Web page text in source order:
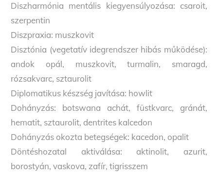
Diszharmónia mentális kiegyensúlyozása: csaroit,
szerpentin
Diszpraxia: muszkovit
Disztónia (vegetatív idegrendszer hibás működése):
andok opál, muszkovit, turmalin, smaragd,
rózsakvarc, sztaurolit
Diplomatikus készség javítása: howlit
Dohányzás: botswana achát, füstkvarc, gránát,
hematit, sztaurolit, dentrites kalcedon
Dohányzás okozta betegségek: kacedon, opalit
Döntéshozatal aktiválása: aktinolit, azurit,
borostyán, vaskova, zafír, tigrisszem